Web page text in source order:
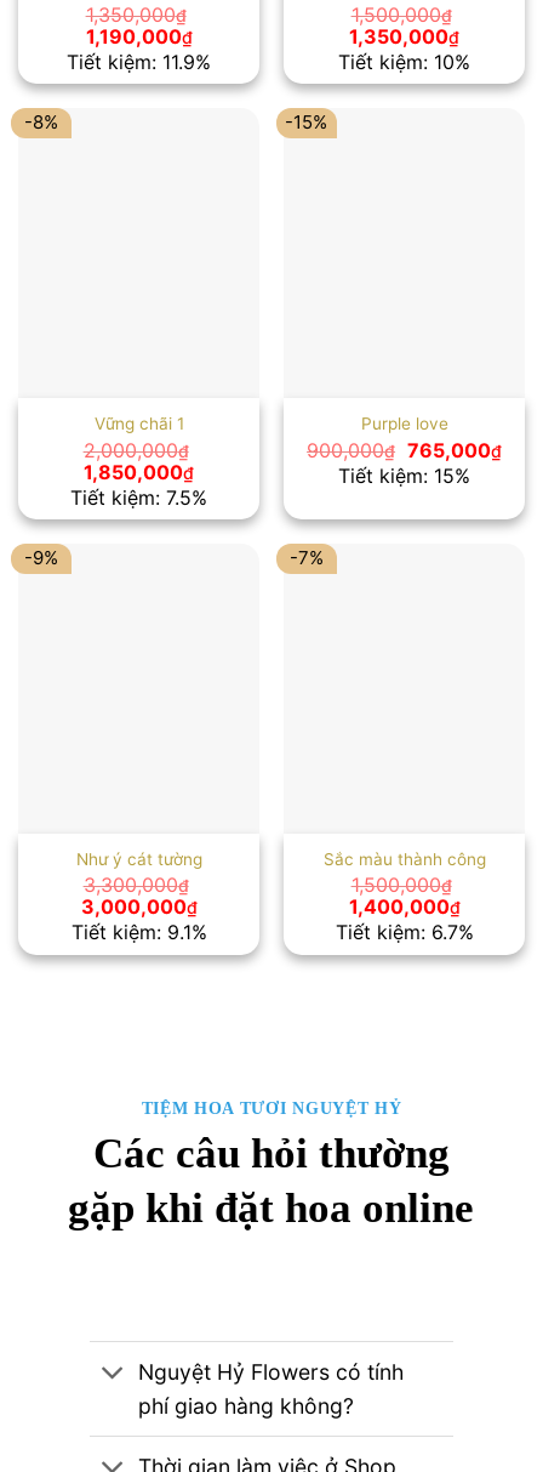
1,350,000₫
Giá
gốc
là:
1,350,000₫.
1,190,000₫Giá
hiện
tại
là:
1,190,000₫.
Tiết kiệm: 11.9%
1,500,000₫
Giá
gốc
là:
1,500,000₫.
1,350,000₫Giá
hiện
tại
là:
Tiết kiệm: 10%
-8%
Vững chãi 1
2,000,000₫
Giá
gốc
là:
2,000,000₫.
1,850,000₫Giá
hiện
tại
là:
1,850,000₫.
Tiết kiệm: 7.5%
-15%
Purple love
900,000₫ Giá
gốc
là:
765,000₫Giá
hiện
Tiết kiệm: 15%
-9%
Như ý cát tường
3,300,000₫
Giá
gốc
là:
3,300,000₫.
3,000,000₫Giá
hiện
tại
là:
Tiết kiệm: 9.1%
-7%
Sắc màu thành công
1,500,000₫
Giá
gốc
là:
1,500,000₫.
1,400,000₫Giá
hiện
tại
là:
Tiết kiệm: 6.7%
TIỆM HOA TƯƠI NGUYỆT HỶ
Các câu hỏi thường
gặp khi đặt hoa online
Nguyệt Hỷ Flowers có tính
phí giao hàng không?
Thời gian làm việc ở Shop